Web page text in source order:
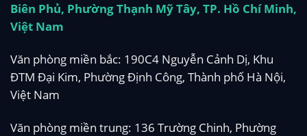
Biên Phủ, Phường Thạnh Mỹ Tây, TP. Hồ Chí Minh,
Việt Nam
Văn phòng miền bắc: 190C4 Nguyễn Cảnh Dị, Khu
ĐTM Đại Kim, Phường Định Công, Thành phố Hà Nội,
Việt Nam
Văn phòng miền trung: 136 Trường Chinh, Phường